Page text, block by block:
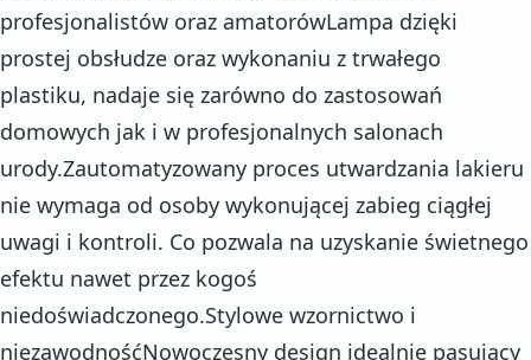
profesjonalistów oraz amatorówLampa dzięki
prostej obsłudze oraz wykonaniu z trwałego
plastiku, nadaje się zarówno do zastosowań
domowych jak i w profesjonalnych salonach
urody.Zautomatyzowany proces utwardzania lakieru
nie wymaga od osoby wykonującej zabieg ciągłej
uwagi i kontroli. Co pozwala na uzyskanie świetnego
efektu nawet przez kogoś
niedoświadczonego.Stylowe wzornictwo i
niezawodnośćNowoczesny design idealnie pasujący